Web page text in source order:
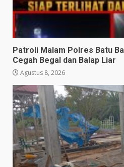
Patroli Malam Polres Batu
Cegah Begal dan Balap Liar
Agustus 8, 2026